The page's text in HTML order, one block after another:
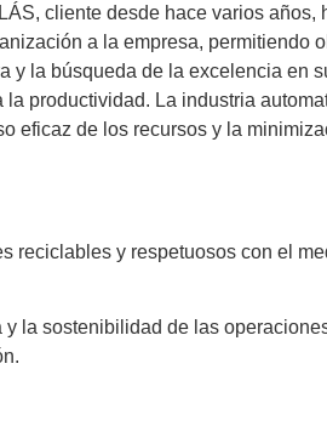
cliente desde hace varios
a la empresa, permitiendo
la búsqueda de la excelencia en
productividad. La industria
de los recursos y la
y respetuosos con el
la sostenibilidad de las